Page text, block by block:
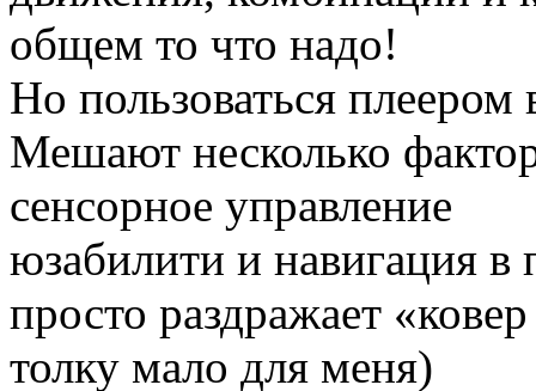
общем то что надо!
Но пользоваться
Мешают несколько
сенсорное управление
юзабилити и навигация в
просто раздражает
толку мало для меня)